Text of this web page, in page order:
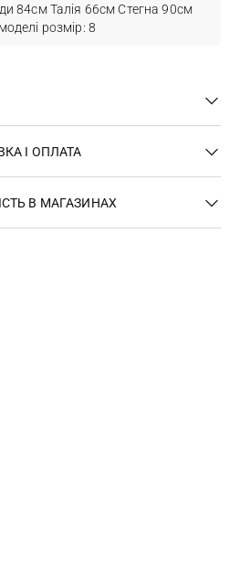
84см Талія 66см Стегна 90см
розмір: 8
І ОПЛАТА
В МАГАЗИНАХ